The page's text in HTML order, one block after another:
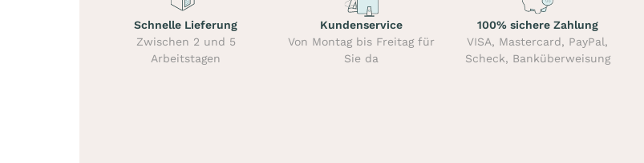
Schnelle Lieferung
Zwischen 2 und 5
Arbeitstagen
Kundenservice
Von Montag bis Freitag für
Sie da
100% sichere Zahlung
VISA, Mastercard, PayPal,
Scheck, Banküberweisung